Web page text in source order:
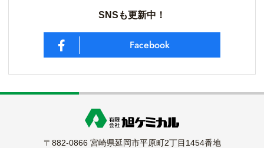
SNSも更新中！
Facebook
〒882-0866 宮崎県延岡市平原町2丁目1454番地